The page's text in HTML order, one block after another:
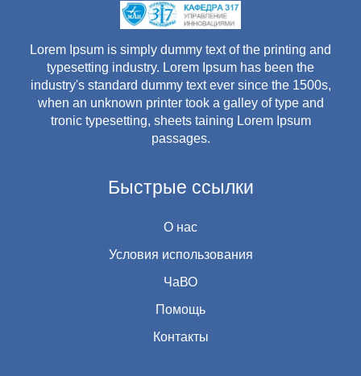
Lorem Ipsum is simply dummy text of the printing and
typesetting industry. Lorem Ipsum has been the
industry's standard dummy text ever since the 1500s,
when an unknown printer took a galley of type and
tronic typesetting, sheets taining Lorem Ipsum
passages.
Быстрые ссылки
О нас
Условия использования
ЧаВО
Помощь
Контакты